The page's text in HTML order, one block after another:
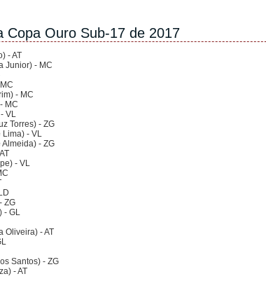
Copa Ouro Sub-17 de 2017
- AT
Junior) - MC
- MC
MC
VL
Torres) - ZG
Lima) - VL
- ZG
- VL
ZG
- GL
Oliveira) - AT
Santos) - ZG
- AT